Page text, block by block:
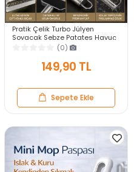
Pratik Çelik Turbo Jülyen
Soyacak Sebze Patates Havuç
Kesici Mutfak Jumbo Soyacağı
(0)
149,90 TL
Sepete Ekle